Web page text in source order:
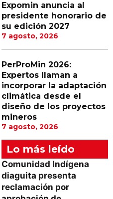
Expomin anuncia al
presidente honorario de
su edición 2027
7 agosto, 2026
PerProMin 2026:
Expertos llaman a
incorporar la adaptación
climática desde el
diseño de los proyectos
mineros
7 agosto, 2026
Lo más leído
Comunidad Indígena
diaguita presenta
reclamación por